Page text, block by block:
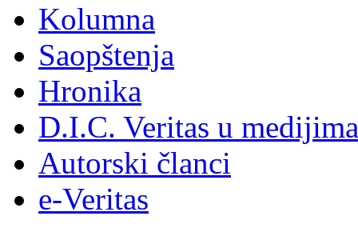
Kolumna
Saopštenja
Hronika
D.I.C. Veritas u medijima
Autorski članci
e-Veritas